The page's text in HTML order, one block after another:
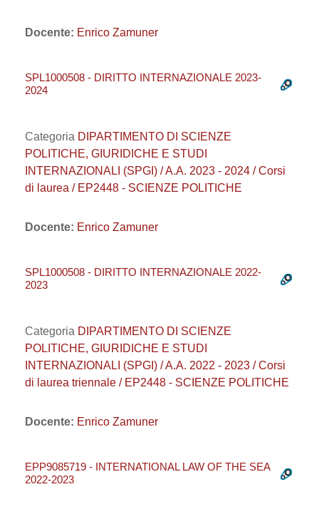
Docente: Enrico Zamuner
SPL1000508 - DIRITTO INTERNAZIONALE 2023-
2024
Categoria DIPARTIMENTO DI SCIENZE
POLITICHE, GIURIDICHE E STUDI
INTERNAZIONALI (SPGI) / A.A. 2023 - 2024 / Corsi
di laurea / EP2448 - SCIENZE POLITICHE
Docente: Enrico Zamuner
SPL1000508 - DIRITTO INTERNAZIONALE 2022-
2023
Categoria DIPARTIMENTO DI SCIENZE
POLITICHE, GIURIDICHE E STUDI
INTERNAZIONALI (SPGI) / A.A. 2022 - 2023 / Corsi
di laurea triennale / EP2448 - SCIENZE POLITICHE
Docente: Enrico Zamuner
EPP9085719 - INTERNATIONAL LAW OF THE SEA
2022-2023